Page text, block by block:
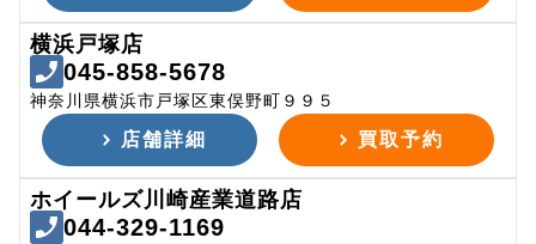
横浜戸塚店
045-858-5678
神奈川県横浜市戸塚区東俣野町９９５
店舗詳細 買取予約
ホイールズ川崎産業道路店
044-329-1169